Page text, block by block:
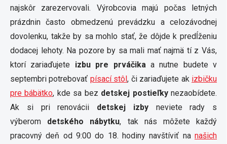
najskôr zarezervovali. Výrobcovia majú počas letných
prázdnin často obmedzenú prevádzku a celozávodnej
dovolenku, takže by sa mohlo stať, že dôjde k predĺženiu
dodacej lehoty. Na pozore by sa mali mať najmä tí z Vás,
ktorí zariaďujete izbu pre prváčikaa nutne budete v
septembri potrebovať písací stôl, či zariaďujete ak izbičku
pre bábätko, kde sa bez detskej postieľkynezaobídete.
Ak si pri renovácii detskej izbyneviete rady s
výberom detského nábytku, tak nás môžete každý
pracovný deň od 9:00 do 18. hodiny navštíviť na našich